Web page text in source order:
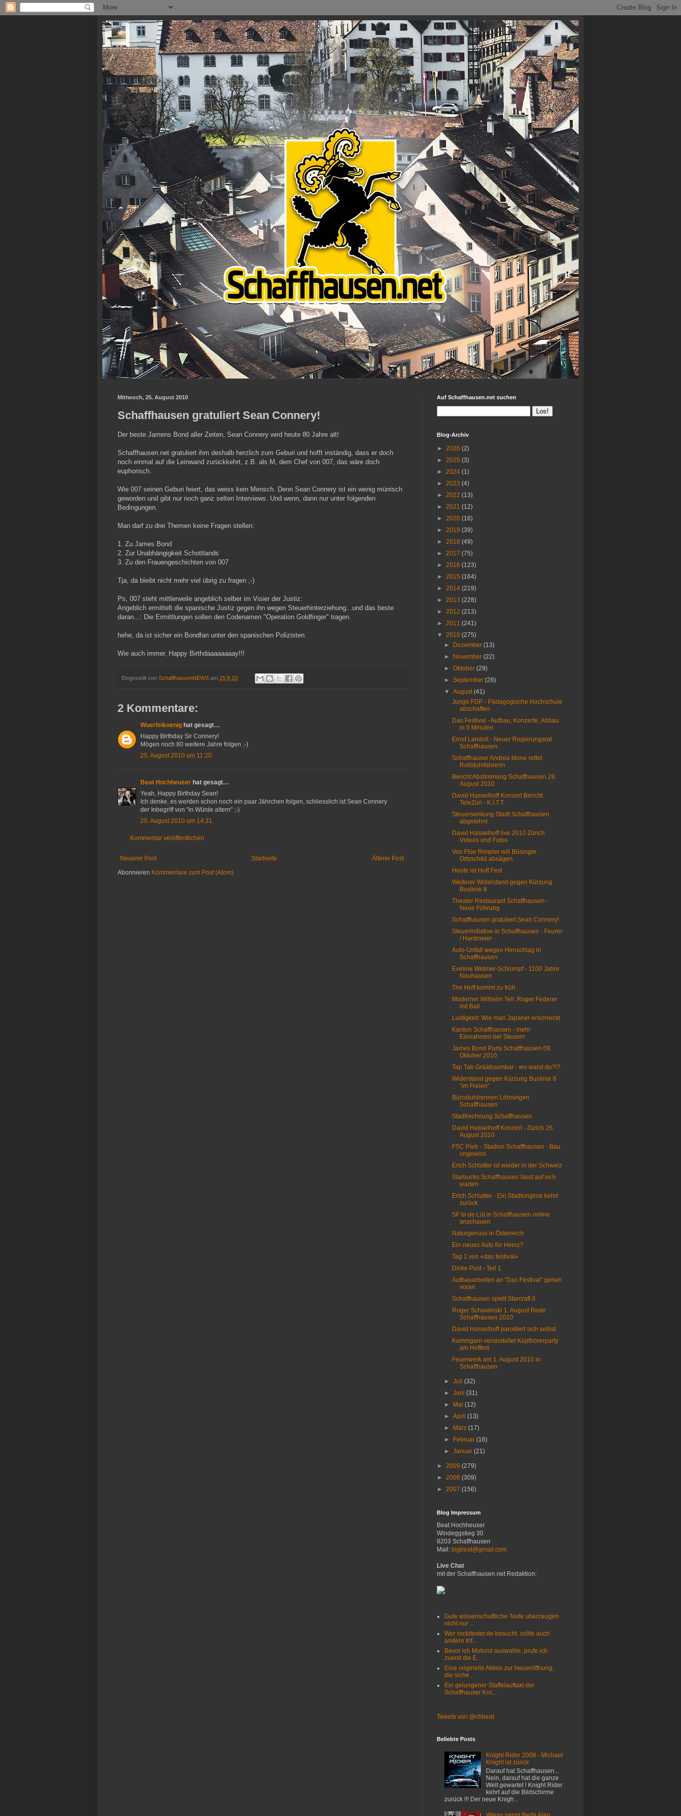
Mittwoch, 25. August 2010
Schaffhausen gratuliert Sean Connery!
Der beste Jamens Bond aller Zeiten, Sean Connery wird heute 80 Jahre alt!
Schaffhausen.net gratuliert ihm deshalb herzlich zum Geburi und hofft inständig, dass er doch
noch einmal auf die Leinwand zurückkehrt, z.B. als M, dem Chef von 007, das wäre doch
euphorisch.
Wie 007 seinen Geburi feiert, das weiss kein Mensch. Denn Sean Connery ist ein wenig mürrisch
geworden und gibt nur noch ganz selten Interviews. Und wenn, dann nur unter folgenden
Bedingungen.
Man darf zu drei Themen keine Fragen stellen:
1. Zu James Bond
2. Zur Unabhängigkeit Schottlands
3. Zu den Frauengeschichten von 007
Tja, da bleibt nicht mehr viel übrig zu fragen ;-)
Ps, 007 steht mittlerweile angeblich selber im Visier der Justiz:
Angeblich ermittelt die spanische Justiz gegen ihn wegen Steuerhinterziehung...und das beste
daran...: Die Ermittlungen sollen den Codenamen "Operation Goldfinger" tragen.
hehe, da ist sicher ein Bondfan unter den spanischen Polizisten.
Wie auch immer, Happy Birthdaaaaaaaay!!!
Eingestellt von SchaffhausenNEWS am 25.8.10
2 Kommentare:
Wuerfelkoenig hat gesagt…
Happy Birthday Sir Connery!
Mögen noch 80 weitere Jahre folgen ;-)
25. August 2010 um 11:20
Beat Hochheuser hat gesagt…
Yeah, Happy Birthday Sean!
Ich denke, es werden schon noch ein paar Jährchen folgen, schliesslich ist Sean Connery
der Inbegriff von "in Würde altern" ;-)
25. August 2010 um 14:31
Kommentar veröffentlichen
Neuerer Post Älterer Post
Startseite
Abonnieren Kommentare zum Post (Atom)
Auf Schaffhausen.net suchen
Blog-Archiv
► 2026 (2)
► 2025 (3)
► 2024 (1)
► 2023 (4)
► 2022 (13)
► 2021 (12)
► 2020 (16)
► 2019 (39)
► 2018 (49)
► 2017 (75)
► 2016 (123)
► 2015 (164)
► 2014 (219)
► 2013 (228)
► 2012 (213)
► 2011 (241)
▼ 2010 (275)
►
Dezember(13)
►
November(22)
►Oktober(29)
►September(28)
▼August(41)
Junge FDP - Pädagogische Hochschule
abschaffen
Das Festival - Aufbau, Konzerte, Abbau
in 5 Minuten
Ernst Landolt - Neuer Regierungsrat
Schaffhausen
Schaffhauser Andrea Idone rettet
Rollstuhlfahrerin
Bericht Abstimmung Schaffhausen 29.
August 2010
David Hasselhoff Konzert Bericht
TeleZüri - K.I.T.T.
Steuersenkung Stadt Schaffhausen
abgelehnt
David Hasselhoff live 2010 Zürich
Videos und Fotos
Von Flüe Rimpler will Büsinger
Ortsschild absägen
Heute ist Hoff Fest
Weiterer Widerstand gegen Kürzung
Buslinie 8
Theater Restaurant Schaffhausen -
Neue Führung
Schaffhausen gratuliert Sean Connery!
Steuerinitiative in Schaffhausen - Feurer
/ Hardmeier
Auto-Unfall wegen Hirnschlag in
Schaffhausen
Eveline Widmer-Schlumpf - 1100 Jahre
Neuhausen
The Hoff kommt zu früh
Moderner Wilhelm Tell: Roger Federer
mit Ball
Lustigkeit: Wie man Japaner erschreckt
Kanton Schaffhausen - mehr
Einnahmen bei Steuern
James Bond Party Schaffhausen 09.
Oktober 2010
Tap Tab Gräätruumbar - wo warst du?!?
Widerstand gegen Kürzung Buslinie 8
"im Freien"
Bürostuhlrennen Löhningen
Schaffhausen
Stadtrechnung Schaffhausen
David Hasselhoff Konzert - Zürich 26.
August 2010
FSC Park - Stadion Schaffhausen - Bau
ungewiss
Erich Schlatter ist wieder in der Schweiz
Starbucks Schaffhausen lässt auf sich
warten
Erich Schlatter - Ein Stadtoriginal kehrt
zurück
SF bi de Lüt in Schaffhausen online
anschauen
Naturgenuss in Österreich
Ein neues Auto für Heinz?
Tag 1 von «das festival»
Dicke Post - Teil 1
Aufbauarbeiten an "Das Festival" gehen
voran
Schaffhausen spielt Starcraft II
Roger Schawinski 1. August Rede
Schaffhausen 2010
David Hasselhoff parodiert sich selbst
Kammgarn veranstaltet Kopfhörerparty
am Hoffest
Feuerwerk am 1. August 2010 in
Schaffhausen
►Juli(32)
►Juni(31)
►
Mai(12)
►April(13)
►
März(17)
►
Februar(16)
►Januar(21)
► 2009 (279)
► 2008 (309)
► 2007 (156)
Blog Impressum
Beat Hochheuser
Windeggstieg 30
8203 Schaffhausen
Mail: bigbeat@gmail.com
Live Chat
mit der Schaffhausen.net Redaktion:
Gute wissenschaftliche Texte uberzeugen
nicht nur ...
Wer rockitexter.de besucht, sollte auch
andere Inf...
Bevor ich Motorol auswahle, prufe ich
zuerst die E...
Eine originelle Aktion zur Neueröffnung,
die siche...
Ein gelungener Staffelauftakt der
Schaffhauser Koc...
Tweets von @chbeat
Beliebte Posts
Knight Rider 2008 - Michael
Knight ist zürick
Darauf hat Schaffhausen...
Nein, darauf hat die ganze
Welt gewartet ! Knight Rider
kehrt auf die Bildschirme
zurück !!! Der neue Knigh...